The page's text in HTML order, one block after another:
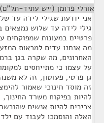
אורלי פרומן (ייש עתיד-תל"ם)
אני יודעת שגילי לידה עד
גילי לידה עד שלוש נמצאים
פרטיים במעונות שמפוקחים
מה אנחנו עדים למראות
האחרונים, מה שקרה בגן
על עצמו כי מתייחסים
גן פרטי, פעוטון, זה לא
זה מוסד חינוכי שאמור
להיות בפיקוח משרד
צריכים להיות אנשים
האלה והוסמכו לעבוד עם